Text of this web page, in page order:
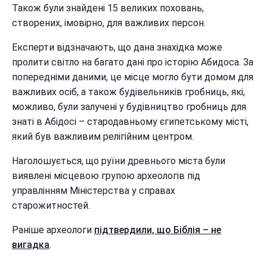
Також були знайдені 15 великих поховань,
створених, імовірно, для важливих персон.
Експерти відзначають, що дана знахідка може
пролити світло на багато дані про історію Абидоса. За
попередніми даними, це місце могло бути домом для
важливих осіб, а також будівельників гробниць, які,
можливо, були залучені у будівництво гробниць для
знаті в Абідосі – стародавньому єгипетському місті,
який був важливим релігійним центром.
Наголошується, що руїни древнього міста були
виявлені місцевою групою археологів під
управлінням Міністерства у справах
старожитностей.
Раніше археологи підтвердили, що Біблія – не
вигадка.